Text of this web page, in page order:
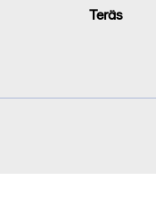
Teräs